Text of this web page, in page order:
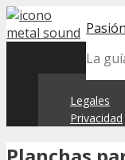
Skip
to
La
Legales
Privacidad